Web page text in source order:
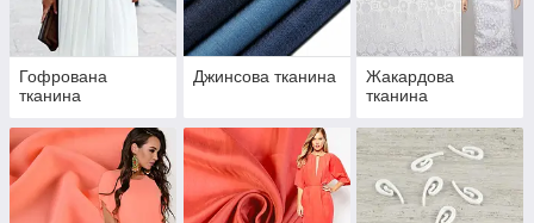
Гофрована
тканина
Джинсова тканина
Жакардова
тканина